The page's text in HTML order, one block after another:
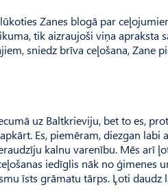
Zanes blogā par
tik aizraujoši viņa apraksta
sniedz brīva ceļošana, Zane
uz Baltkrieviju, bet to es,
Es, piemēram, diezgan labi
kalnu varenību. Mēs arī
iedīglis nāk no ģimenes
īsts grāmatu tārps. Ļoti